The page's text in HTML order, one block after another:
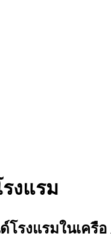
งแรม
รงแรมในเครือ